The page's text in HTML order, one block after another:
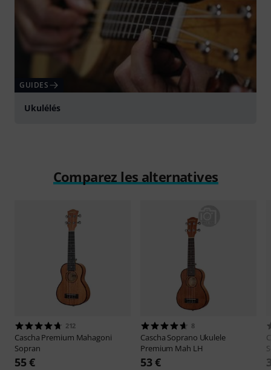
GUIDES
Ukulélés
Comparez les alternatives
212
Cascha Premium Mahagoni
Sopran
55 €
8
Cascha Soprano Ukulele
Premium Mah LH
53 €